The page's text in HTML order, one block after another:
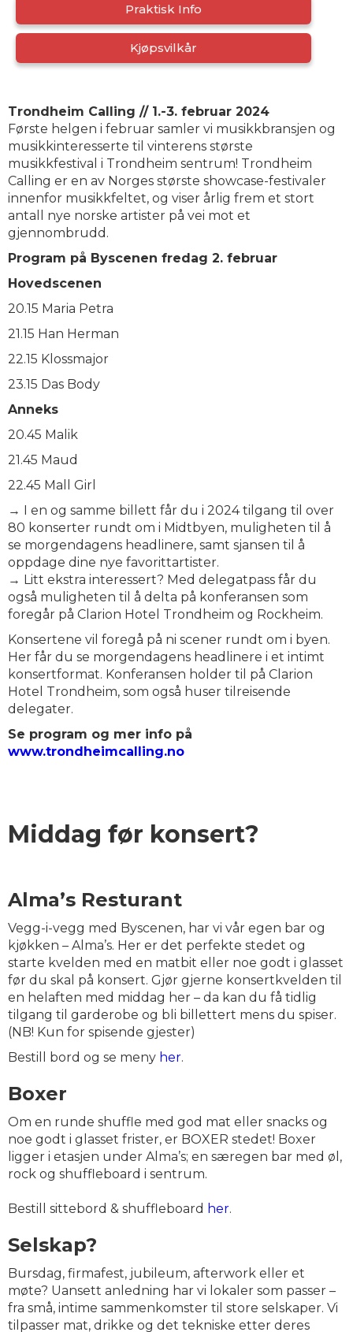
Praktisk Info
Kjøpsvilkår
Trondheim Calling // 1.-3. februar 2024
Første helgen i februar samler vi musikkbransjen og
musikkinteresserte til vinterens største
musikkfestival i Trondheim sentrum! Trondheim
Calling er en av Norges største showcase-festivaler
innenfor musikkfeltet, og viser årlig frem et stort
antall nye norske artister på vei mot et
gjennombrudd.
Program på Byscenen fredag 2. februar
Hovedscenen
20.15 Maria Petra
21.15 Han Herman
22.15 Klossmajor
23.15 Das Body
Anneks
20.45 Malik
21.45 Maud
22.45 Mall Girl
→ I en og samme billett får du i 2024 tilgang til over
80 konserter rundt om i Midtbyen, muligheten til å
se morgendagens headlinere, samt sjansen til å
oppdage dine nye favorittartister.
→ Litt ekstra interessert? Med delegatpass får du
også muligheten til å delta på konferansen som
foregår på Clarion Hotel Trondheim og Rockheim.
Konsertene vil foregå på ni scener rundt om i byen.
Her får du se morgendagens headlinere i et intimt
konsertformat. Konferansen holder til på Clarion
Hotel Trondheim, som også huser tilreisende
delegater.
Se program og mer info på
www.trondheimcalling.no
Middag før konsert?
Alma’s Resturant
Vegg-i-vegg med Byscenen, har vi vår egen bar og
kjøkken – Alma’s. Her er det perfekte stedet og
starte kvelden med en matbit eller noe godt i glasset
før du skal på konsert. Gjør gjerne konsertkvelden til
en helaften med middag her – da kan du få tidlig
tilgang til garderobe og bli billettert mens du spiser.
(NB! Kun for spisende gjester)
Bestill bord og se meny her.
Boxer
Om en runde shuffle med god mat eller snacks og
noe godt i glasset frister, er BOXER stedet! Boxer
ligger i etasjen under Alma’s; en særegen bar med øl,
rock og shuffleboard i sentrum.
Bestill sittebord & shuffleboard her.
Selskap?
Bursdag, firmafest, jubileum, afterwork eller et
møte? Uansett anledning har vi lokaler som passer –
fra små, intime sammenkomster til store selskaper. Vi
tilpasser mat, drikke og det tekniske etter deres